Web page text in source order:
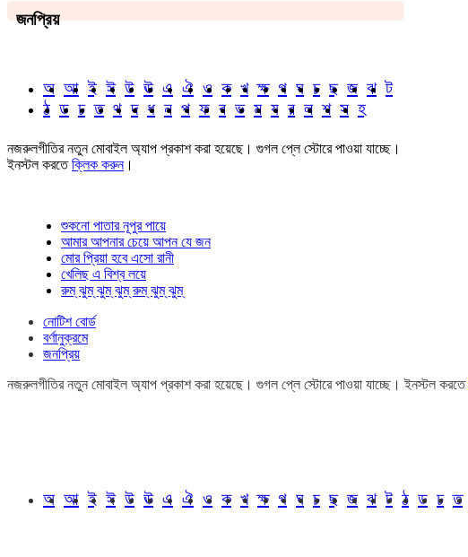
জনপ্রিয়
অ আ ই ঈ উ ঊ এ ঐ ও ক খ ক্ষ গ ঘ চ ছ জ ঝ ট
ঠ ড ঢ ত থ দ ধ ন প ফ ব ভ ম য র ল শ স হ
নজরুলগীতির নতুন মোবাইল অ্যাপ প্রকাশ করা হয়েছে। গুগল প্লে স্টোরে পাওয়া যাচ্ছে।
ইনস্টল করতেক্লিক করুন।
শুকনো পাতার নূপুর পায়ে
আমার আপনার চেয়ে আপন যে জন
মোর প্রিয়া হবে এসো রানী
খেলিছ এ বিশ্ব লয়ে
রুম্ ঝুম্ ঝুম্ ঝুম্ রুম্ ঝুম্ ঝুম্
নোটিশ বোর্ড
বর্ণানুক্রমে
জনপ্রিয়
নজরুলগীতির নতুন মোবাইল অ্যাপ প্রকাশ করা হয়েছে। গুগল প্লে স্টোরে পাওয়া যাচ্ছে। ইনস্টল করতে
অ আ ই ঈ উ ঊ এ ঐ ও ক খ ক্ষ গ ঘ চ ছ জ ঝ ট ঠ ড ঢ ত